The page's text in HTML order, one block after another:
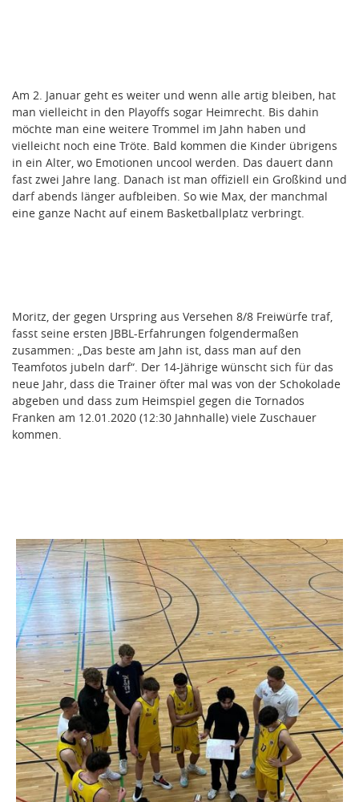
Am 2. Januar geht es weiter und wenn alle artig bleiben, hat
man vielleicht in den Playoffs sogar Heimrecht. Bis dahin
möchte man eine weitere Trommel im Jahn haben und
vielleicht noch eine Tröte. Bald kommen die Kinder übrigens
in ein Alter, wo Emotionen uncool werden. Das dauert dann
fast zwei Jahre lang. Danach ist man offiziell ein Großkind und
darf abends länger aufbleiben. So wie Max, der manchmal
eine ganze Nacht auf einem Basketballplatz verbringt.
Moritz, der gegen Urspring aus Versehen 8/8 Freiwürfe traf,
fasst seine ersten JBBL-Erfahrungen folgendermaßen
zusammen: „Das beste am Jahn ist, dass man auf den
Teamfotos jubeln darf“. Der 14-Jährige wünscht sich für das
neue Jahr, dass die Trainer öfter mal was von der Schokolade
abgeben und dass zum Heimspiel gegen die Tornados
Franken am 12.01.2020 (12:30 Jahnhalle) viele Zuschauer
kommen.